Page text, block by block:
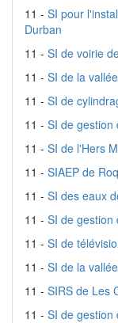
11 - SI pour
Durban
11 - SI de voirie
11 - SI de la
11 - SI de
11 - SI de gestion
11 - SI de l'Hers
11 - SIAEP de
11 - SI des eaux
11 - SI de gestion
11 - SI de
11 - SI de la
11 - SIRS de Les
11 - SI de gestion